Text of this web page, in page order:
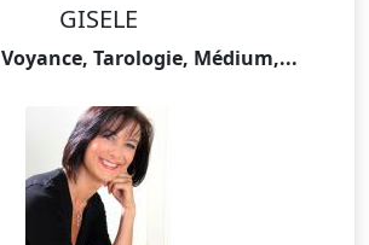
GISELE
Voyance, Tarologie, Médium,...